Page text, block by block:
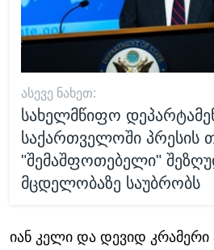
ᲐᲡᲔᲕᲔ ᲜᲐᲮᲔᲗ:
სახელმწიფო
საქართველოში პრესის
"შემაშფოთებელი"
მცდელობაზე საუბრობს
იან კელი და დევიდ კრამერი